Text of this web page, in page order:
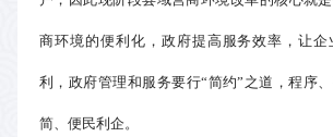
商环境的便利化，政府提高服务效率，让企
利，政府管理和服务要行“简约”之道，程序
简、便民利企。